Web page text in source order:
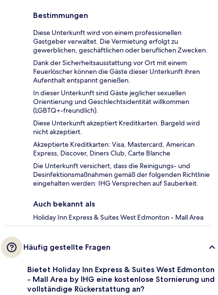
Bestimmungen
Diese Unterkunft wird von einem professionellen
Gastgeber verwaltet. Die Vermietung erfolgt zu
gewerblichen, geschäftlichen oder beruflichen Zwecken.
Dank der Sicherheitsausstattung vor Ort mit einem
Feuerlöscher können die Gäste dieser Unterkunft ihren
Aufenthalt entspannt genießen.
In dieser Unterkunft sind Gäste jeglicher sexuellen
Orientierung und Geschlechtsidentität willkommen
(LGBTQ+-freundlich).
Diese Unterkunft akzeptiert Kreditkarten. Bargeld wird
nicht akzeptiert.
Akzeptierte Kreditkarten: Visa, Mastercard, American
Express, Discover, Diners Club, Carte Blanche
Die Unterkunft versichert, dass die Reinigungs- und
Desinfektionsmaßnahmen gemäß der folgenden Richtlinie
eingehalten werden: IHG Versprechen auf Sauberkeit.
Auch bekannt als
Holiday Inn Express & Suites West Edmonton - Mall Area
Häufig gestellte Fragen
Bietet Holiday Inn Express & Suites West Edmonton
- Mall Area by IHG eine kostenlose Stornierung und
vollständige Rückerstattung an?